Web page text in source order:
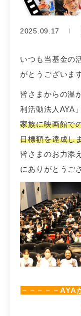
2025.09.17
いつも当基金の
がとうございま
皆さまからの温
利活動法人AYA
家族に映画館で
目標額を達成し
皆さまのお力添
にありがとうご
－－－－－AYA